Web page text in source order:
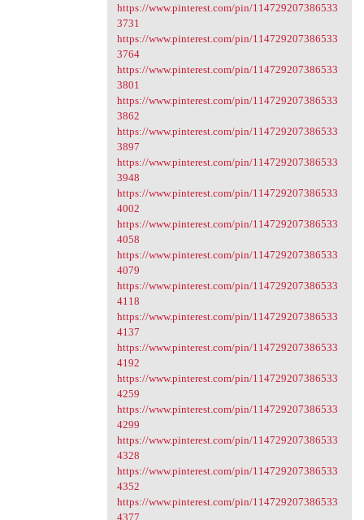
https://www.pinterest.com/pin/114729207386533
3731
https://www.pinterest.com/pin/114729207386533
3764
https://www.pinterest.com/pin/114729207386533
3801
https://www.pinterest.com/pin/114729207386533
3862
https://www.pinterest.com/pin/114729207386533
3897
https://www.pinterest.com/pin/114729207386533
3948
https://www.pinterest.com/pin/114729207386533
4002
https://www.pinterest.com/pin/114729207386533
4058
https://www.pinterest.com/pin/114729207386533
4079
https://www.pinterest.com/pin/114729207386533
4118
https://www.pinterest.com/pin/114729207386533
4137
https://www.pinterest.com/pin/114729207386533
4192
https://www.pinterest.com/pin/114729207386533
4259
https://www.pinterest.com/pin/114729207386533
4299
https://www.pinterest.com/pin/114729207386533
4328
https://www.pinterest.com/pin/114729207386533
4352
https://www.pinterest.com/pin/114729207386533
4377